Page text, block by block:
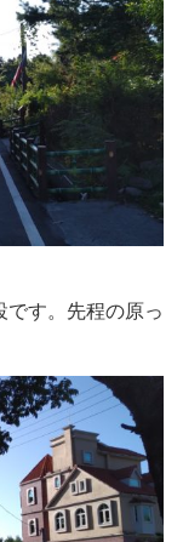
です。先程の原っ